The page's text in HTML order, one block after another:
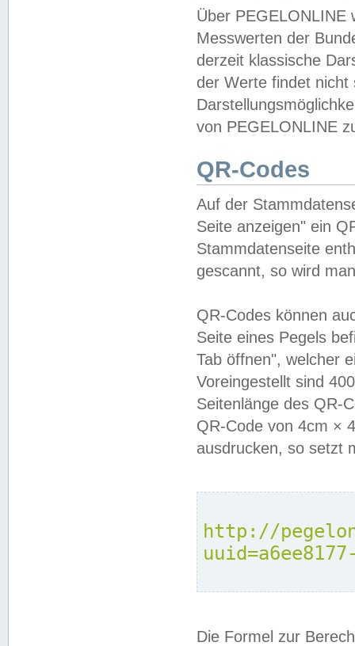
Über PEGELONLINE
Messwerten der
derzeit klassische
der Werte findet
von PEGELONLINE
QR-Codes
Auf der
Seite anzeigen" ein
Stammdatenseite
gescannt, so wird
QR-Codes können
Seite eines Pegels
Tab öffnen", welcher
Voreingestellt sind
Seitenlänge des QR-
QR-Code von 4cm ×
ausdrucken, so setzt
http://
Die Formel zur